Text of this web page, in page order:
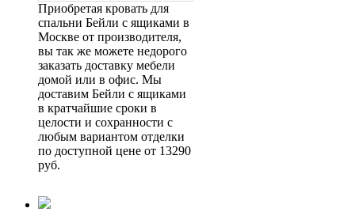
Приобретая кровать для
спальни Бейли с ящиками в
Москве от производителя,
вы так же можете недорого
заказать доставку мебели
домой или в офис. Мы
доставим Бейли с ящиками
в кратчайшие сроки в
целости и сохранности с
любым вариантом отделки
по доступной цене от 13290
руб.